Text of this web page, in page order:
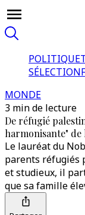
POLITIQUE
SÉLECTION
MONDE
3 min de lecture
De réfugié
harmonisante" de
Le lauréat du
parents réfugiés
et studieux, il
que sa famille